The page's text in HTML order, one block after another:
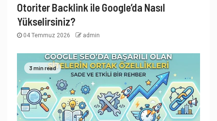
Otoriter Backlink ile Google’da Nasıl
Yükselirsiniz?
04 Temmuz 2026 admin
3 min read